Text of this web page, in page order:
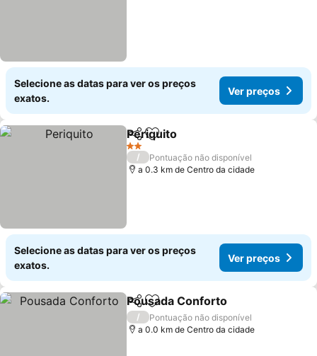
Selecione as datas para ver os preços
exatos.
Ver preços
PartilharAdicionar aos favoritos
Periquito
2 Estrelas
/
Pontuação não disponível
a 0.3 km de Centro da cidade
Selecione as datas para ver os preços
exatos.
Ver preços
PartilharAdicionar aos favoritos
Pousada Conforto
/
Pontuação não disponível
a 0.0 km de Centro da cidade